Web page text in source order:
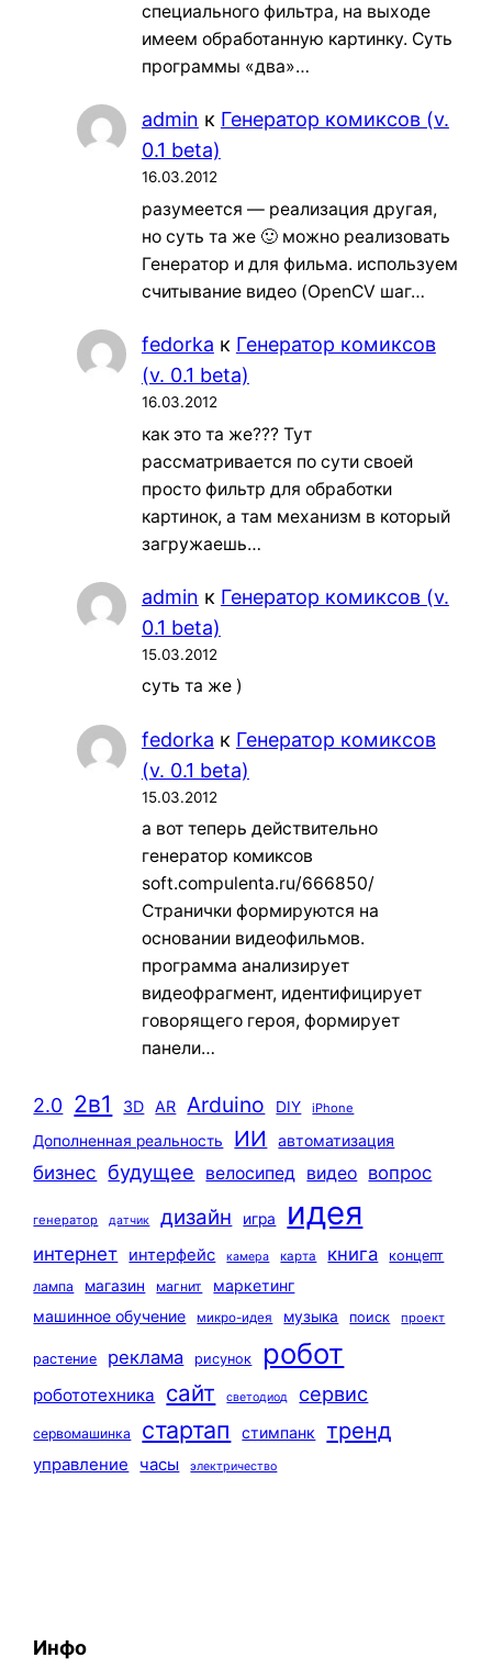
специального фильтра, на выходе
имеем обработанную картинку. Суть
программы «два»…
admin к Генератор комиксов (v.
0.1 beta)
16.03.2012
разумеется — реализация другая,
но суть та же 🙂 можно реализовать
Генератор и для фильма. используем
считывание видео (OpenCV шаг…
fedorka к Генератор комиксов
(v. 0.1 beta)
16.03.2012
как это та же??? Тут
рассматривается по сути своей
просто фильтр для обработки
картинок, а там механизм в который
загружаешь…
admin к Генератор комиксов (v.
0.1 beta)
15.03.2012
суть та же )
fedorka к Генератор комиксов
(v. 0.1 beta)
15.03.2012
а вот теперь действительно
генератор комиксов
soft.compulenta.ru/666850/
Странички формируются на
основании видеофильмов.
программа анализирует
видеофрагмент, идентифицирует
говорящего героя, формирует
панели…
2.0 2в1 3D AR Arduino DIY iPhone
Дополненная реальность ИИ автоматизация
бизнес будущее велосипед видео вопрос
генератор датчик дизайн игра идея
интернет интерфейс камера карта книга
концепт
лампа
магазин магнит
маркетинг
машинное обучение
микро-идея музыка поиск проект
растение реклама рисунок робот
робототехника сайт светодиод сервис
сервомашинка стартап стимпанк тренд
управление часы электричество
Инфо